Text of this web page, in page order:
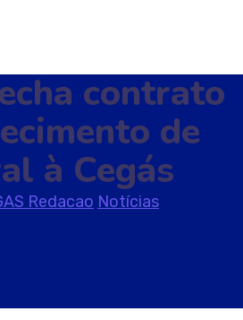
contrato
de
à Cegás
Redacao Notícias